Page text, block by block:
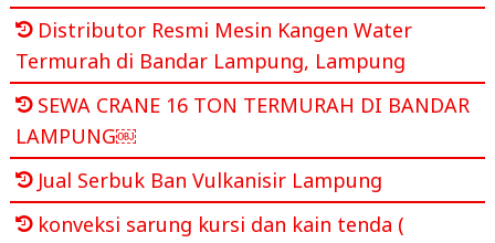
Distributor Resmi Mesin Kangen Water
Termurah di Bandar Lampung, Lampung
SEWA CRANE 16 TON TERMURAH DI BANDAR
LAMPUNG￼
Jual Serbuk Ban Vulkanisir Lampung
konveksi sarung kursi dan kain tenda (